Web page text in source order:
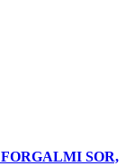
SOR,